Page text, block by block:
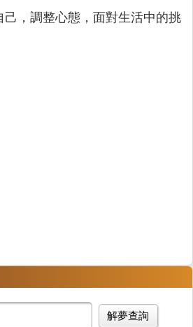
，調整心態，面對生活中的挑
解夢查詢